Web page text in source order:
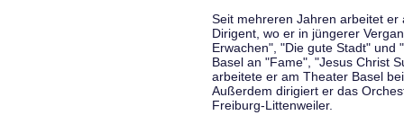
Seit mehreren Jahren arbeitet
Dirigent, wo er in jüngerer
Erwachen", "Die gute Stadt" und
Basel an "Fame", "Jesus Christ
arbeitete er am Theater Basel
Außerdem dirigiert er das
Freiburg-Littenweiler.